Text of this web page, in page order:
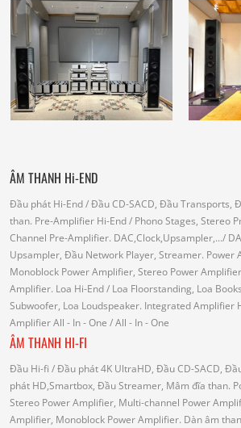
ÂM THANH Hi-END
Đầu phát Hi-End/ Đầu CD-SACD, Đầu Transports,
than. Pre-Amplifier Hi-End/ Phono Stages, Stereo
Channel Pre-Amplifier. DAC,Clock,Upsampler,.../
Upsampler, Đầu Network Player, Streamer. Power
Monoblock Power Amplifier, Stereo Power
Amplifier. Loa Hi-End/ Loa Floorstanding, Loa
Subwoofer, Loa Loudspeaker. Integrated Amplifier
AmplifierAll - In - One / All - In - One
ÂM THANH HI-FI
Đầu Hi-fi / Đầu phát 4K UltraHD, Đầu CD-SACD,
phát HD,Smartbox, Đầu Streamer, Mâm đĩa than.
Stereo Power Amplifier, Multi-channel Power
Amplifier, Monoblock Power Amplifier. Dàn âm